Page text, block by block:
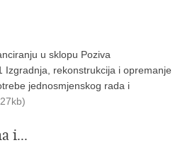
u sklopu Poziva
Izgradnja, rekonstrukcija i opremanje
jednosmjenskog rada i
i...